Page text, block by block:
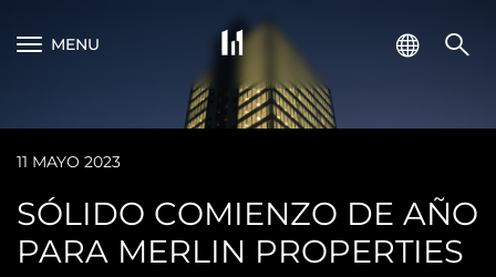
MENU
11 MAYO 2023
SÓLIDO COMIENZO DE AÑO
PARA MERLIN PROPERTIES